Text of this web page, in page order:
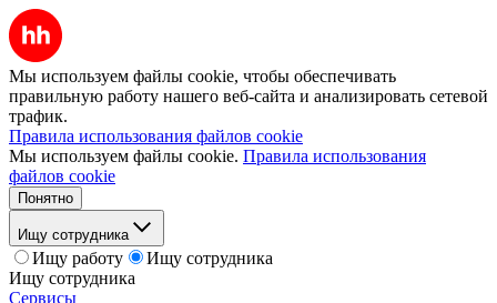
Мы используем файлы cookie, чтобы обеспечивать
правильную работу нашего веб-сайта и анализировать сетевой
трафик.
Правила использования файлов cookie
Мы используем файлы cookie. Правила использования
файлов cookie
Понятно
Ищу сотрудника
Ищу работу
Ищу сотрудника
Ищу сотрудника
Сервисы